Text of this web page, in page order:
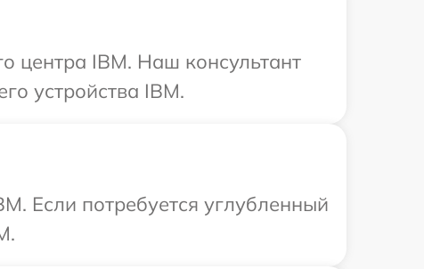
центра IBM. Наш консультант
устройства IBM.
Если потребуется углубленный